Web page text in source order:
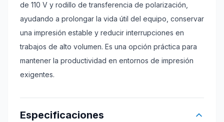
de 110 V y rodillo de transferencia de polarización,
ayudando a prolongar la vida útil del equipo, conservar
una impresión estable y reducir interrupciones en
trabajos de alto volumen. Es una opción práctica para
mantener la productividad en entornos de impresión
exigentes.
Especificaciones